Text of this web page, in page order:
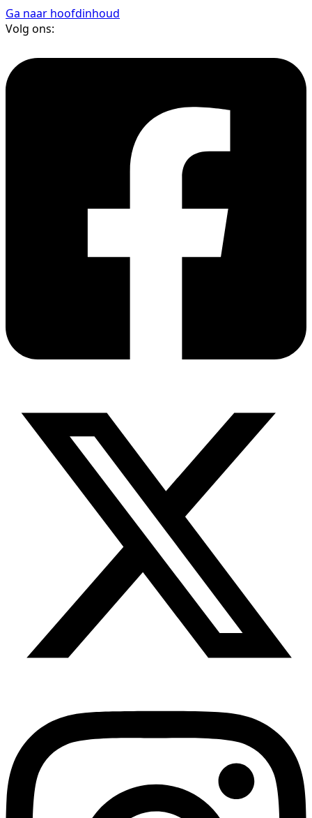
Ga naar hoofdinhoud
Volg ons: